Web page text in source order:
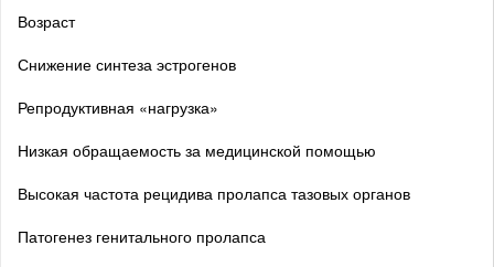
Возраст
Снижение синтеза эстрогенов
Репродуктивная «нагрузка»
Низкая обращаемость за медицинской помощью
Высокая частота рецидива пролапса тазовых органов
Патогенез генитального пролапса